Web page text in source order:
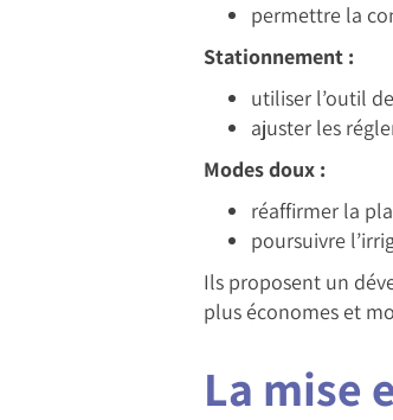
permettre la
Stationnement :
utiliser l’outil
ajuster les
Modes doux :
réaffirmer la
poursuivre
Ils proposent un
plus économes et
La mise